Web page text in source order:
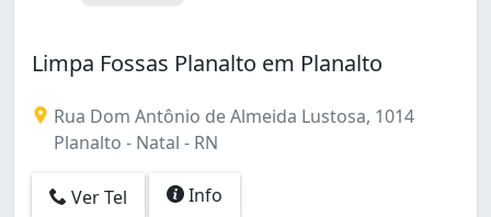
Limpa Fossas Planalto em Planalto
Rua Dom Antônio de Almeida Lustosa, 1014
Planalto - Natal - RN
Ver Tel Info